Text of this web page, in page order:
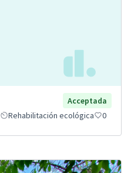
Acceptada
Rehabilitación ecológica 0